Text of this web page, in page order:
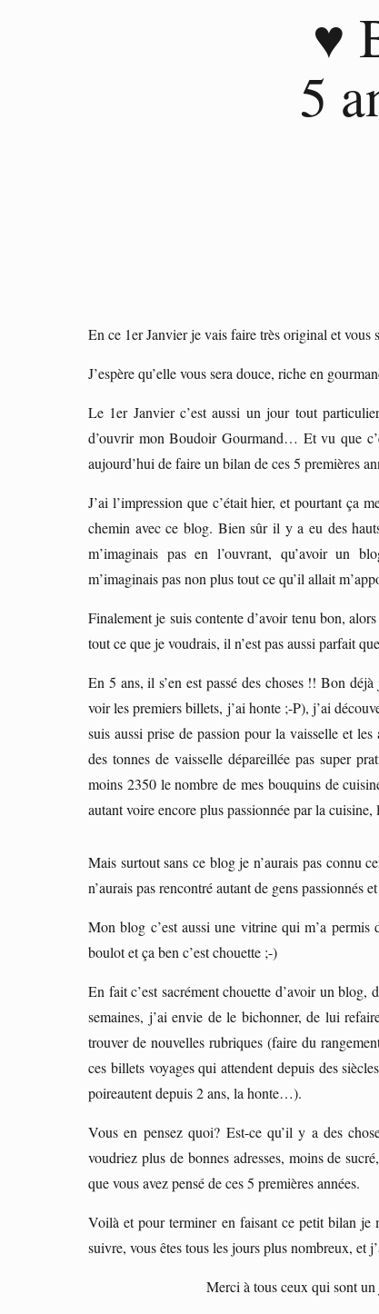
♥
5
En ce 1er Janvier je vais faire très original et
J’espère qu’elle vous sera douce, riche en
Le 1er Janvier c’est aussi un jour tout
d’ouvrir mon Boudoir Gourmand… Et vu que
aujourd’hui de faire un bilan de ces 5 premières
J’ai l’impression que c’était hier, et pourtant ça
chemin avec ce blog. Bien sûr il y a eu des
m’imaginais pas en l’ouvrant, qu’avoir un
m’imaginais pas non plus tout ce qu’il allait
Finalement je suis contente d’avoir tenu bon,
tout ce que je voudrais, il n’est pas aussi parfait
En 5 ans, il s’en est passé des choses !! Bon
voir les premiers billets, j’ai honte ;-P), j’ai
suis aussi prise de passion pour la vaisselle et
des tonnes de vaisselle dépareillée pas super
moins 2350 le nombre de mes bouquins de
autant voire encore plus passionnée par la
Mais surtout sans ce blog je n’aurais pas connu
n’aurais pas rencontré autant de gens passionnés
Mon blog c’est aussi une vitrine qui m’a permis
boulot et ça ben c’est chouette ;-)
En fait c’est sacrément chouette d’avoir un blog,
semaines, j’ai envie de le bichonner, de lui
trouver de nouvelles rubriques (faire du
ces billets voyages qui attendent depuis des
poireautent depuis 2 ans, la honte…).
Vous en pensez quoi? Est-ce qu’il y a des
voudriez plus de bonnes adresses, moins de
que vous avez pensé de ces 5 premières années.
Voilà et pour terminer en faisant ce petit bilan je
suivre, vous êtes tous les jours plus nombreux, et
Merci à tous ceux qui sont un